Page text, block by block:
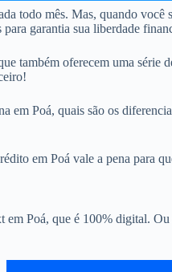
todo mês. Mas, quando
garantia sua liberdade
também oferecem uma
Poá, quais são os
em Poá vale a pena para
Poá, que é 100% digital.